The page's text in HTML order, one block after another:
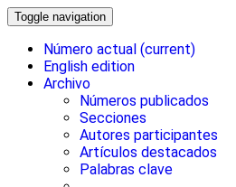
Toggle navigation
Número actual (current)
English edition
Archivo
Números publicados
Secciones
Autores participantes
Artículos destacados
Palabras clave